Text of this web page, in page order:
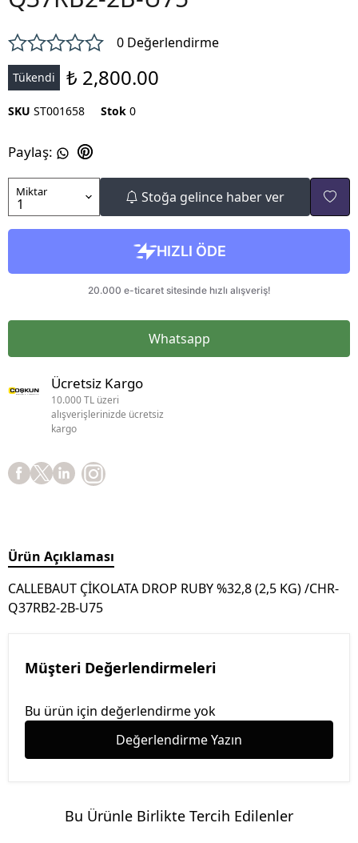
0 Değerlendirme
Tükendi ₺ 2,800.00
SKU ST001658 Stok 0
Paylaş:
Miktar Stoğa gelince haber ver
Whatsapp
Ücretsiz Kargo
10.000 TL üzeri
alışverişlerinizde ücretsiz
kargo
Ürün Açıklaması
CALLEBAUT ÇİKOLATA DROP RUBY %32,8 (2,5 KG) /CHR-
Q37RB2-2B-U75
Müşteri Değerlendirmeleri
Bu ürün için değerlendirme yok
Değerlendirme Yazın
Bu Ürünle Birlikte Tercih Edilenler